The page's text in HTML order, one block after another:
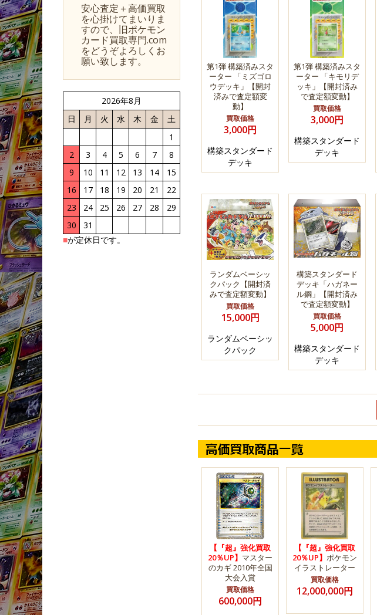
第1弾 構築済みスタ
ーター 「ミズゴロ
ウデッキ」【開封
済みで査定額変
動】
買取価格
3,000円
構築スタンダード
デッキ
第1弾 構築済みスタ
ーター 「キモリデ
ッキ」【開封済み
で査定額変動】
買取価格
3,000円
構築スタンダード
デッキ
ランダムベーシッ
クパック【開封済
みで査定額変動】
買取価格
15,000円
ランダムベーシッ
クパック
構築スタンダード
デッキ「ハガネー
ル鋼」【開封済み
で査定額変動】
買取価格
5,000円
構築スタンダード
デッキ
【『超』強化買取
20％UP】 マスター
のカギ 2010年全国
大会入賞
買取価格
600,000円
【『超』強化買取
20％UP】 ポケモン
イラストレーター
買取価格
12,000,000円
安心査定＋高価買取
を心掛けてまいりま
すので、旧ポケモン
カード買取専門.com
をどうぞよろしくお
願い致します。
2026年8月
日
月 火 水 木 金
土
1
2
3 4 5 6 7
8
9
10 11 12 13 14
15
16
17 18 19 20 21
22
23
24 25 26 27 28
29
30
31
■が定休日です。